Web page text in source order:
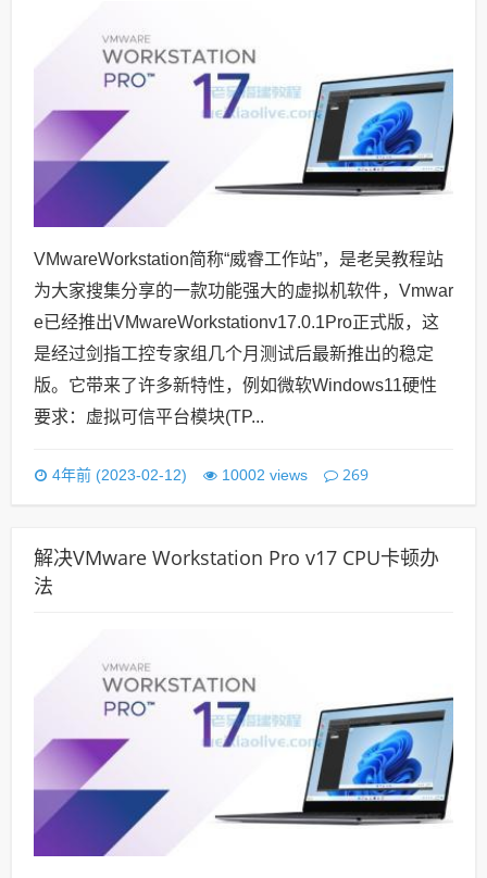
VMwareWorkstation简称“威睿工作站”，是老吴教程站
为大家搜集分享的一款功能强大的虚拟机软件，Vmwar
e已经推出VMwareWorkstationv17.0.1Pro正式版，这
是经过剑指工控专家组几个月测试后最新推出的稳定
版。它带来了许多新特性，例如微软Windows11硬性
要求：虚拟可信平台模块(TP...
4年前 (2023-02-12) 10002 views 269
解决VMware Workstation Pro v17 CPU卡顿办
法